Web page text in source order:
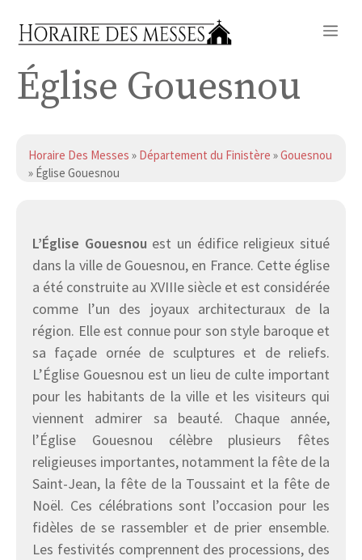
Église Gouesnou
Horaire Des Messes » Département du Finistère »Gouesnou
» Église Gouesnou
L’Église Gouesnou est un édifice religieux situé
dans la ville de Gouesnou, en France. Cette église
a été construite au XVIIIe siècle et est considérée
comme l’un des joyaux architecturaux de la
région. Elle est connue pour son style baroque et
sa façade ornée de sculptures et de reliefs.
L’Église Gouesnou est un lieu de culte important
pour les habitants de la ville et les visiteurs qui
viennent admirer sa beauté. Chaque année,
l’Église Gouesnou célèbre plusieurs fêtes
religieuses importantes, notamment la fête de la
Saint-Jean, la fête de la Toussaint et la fête de
Noël. Ces célébrations sont l’occasion pour les
fidèles de se rassembler et de prier ensemble.
Les festivités comprennent des processions, des